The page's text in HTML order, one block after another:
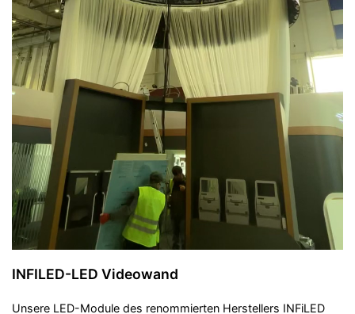
INFILED-LED Videowand
Unsere LED-Module des renommierten Herstellers INFiLED